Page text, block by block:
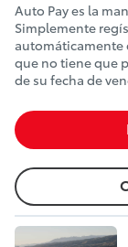
Auto Pay es la
Simplemente
automáticamente
que no tiene que
de su fecha de